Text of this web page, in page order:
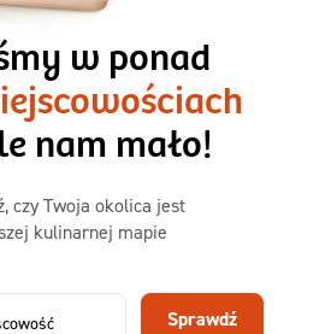
- 2250kcal
objętości. Mniej dań,
wygoda!
zł
73,99
-32%
w ponad
nam mało!
czy Twoja okolica jest
kulinarnej mapie
Sprawdź